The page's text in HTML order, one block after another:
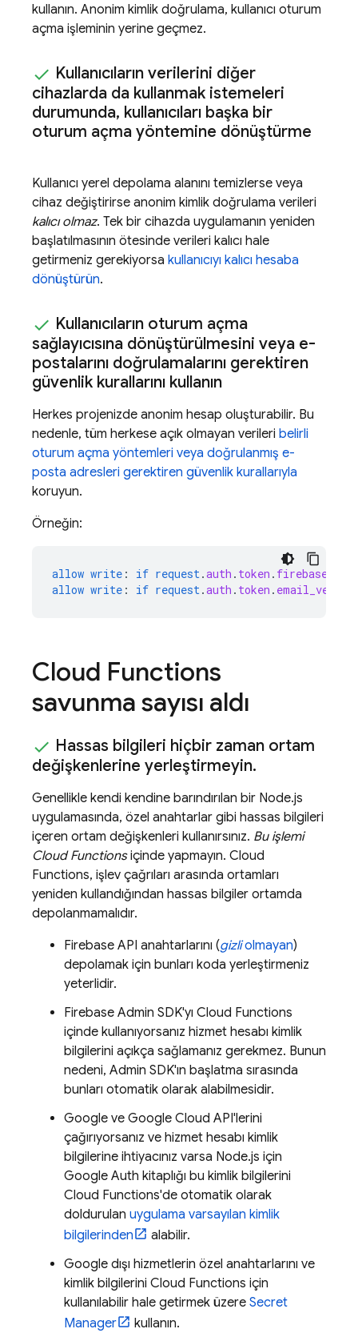
kullanın. Anonim kimlik doğrulama, kullanıcı oturum
açma işleminin yerine geçmez.
Kullanıcıların verilerini diğer
cihazlarda da kullanmak istemeleri
durumunda, kullanıcıları başka bir
oturum açma yöntemine dönüştürme
Kullanıcı yerel depolama alanını temizlerse veya
cihaz değiştirirse anonim kimlik doğrulama verileri
kalıcı olmaz. Tek bir cihazda uygulamanın yeniden
başlatılmasının ötesinde verileri kalıcı hale
getirmeniz gerekiyorsa kullanıcıyı kalıcı hesaba
dönüştürün.
Kullanıcıların oturum açma
sağlayıcısına dönüştürülmesini veya e-
postalarını doğrulamalarını gerektiren
güvenlik kurallarını kullanın
Herkes projenizde anonim hesap oluşturabilir. Bu
nedenle, tüm herkese açık olmayan verileri belirli
oturum açma yöntemleri veya doğrulanmış e-
posta adresleri gerektiren güvenlik kurallarıyla
koruyun.
Örneğin:
allow write : if request.auth . token . firebase
allow write : if request.auth . token .
Cloud Functions
savunma sayısı aldı
Hassas bilgileri hiçbir zaman ortam
değişkenlerine yerleştirmeyin.
Genellikle kendi kendine barındırılan bir Node.js
uygulamasında, özel anahtarlar gibi hassas bilgileri
içeren ortam değişkenleri kullanırsınız. Bu işlemi
Cloud Functionsiçinde yapmayın. Cloud
Functions, işlev çağrıları arasında ortamları
yeniden kullandığından hassas bilgiler ortamda
depolanmamalıdır.
Firebase API anahtarlarını (gizliolmayan)
depolamak için bunları koda yerleştirmeniz
yeterlidir.
Firebase Admin SDK'yı Cloud Functions
içinde kullanıyorsanız hizmet hesabı kimlik
bilgilerini açıkça sağlamanız gerekmez. Bunun
nedeni, Admin SDK'ın başlatma sırasında
bunları otomatik olarak alabilmesidir.
Google ve Google Cloud API'lerini
çağırıyorsanız ve hizmet hesabı kimlik
bilgilerine ihtiyacınız varsa Node.js için
Google Auth kitaplığı bu kimlik bilgilerini
Cloud Functions'de otomatik olarak
doldurulan uygulama varsayılan kimlik
bilgilerinden
alabilir.
Google dışı hizmetlerin özel anahtarlarını ve
kimlik bilgilerini Cloud Functions için
kullanılabilir hale getirmek üzere Secret
Manager
kullanın.